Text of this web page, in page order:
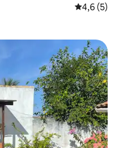
4,6 de
4,6 (5)